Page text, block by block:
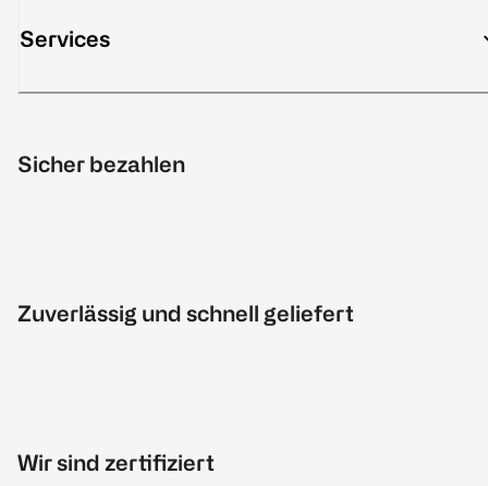
Services
Sicher bezahlen
Zuverlässig und schnell geliefert
Wir sind zertifiziert